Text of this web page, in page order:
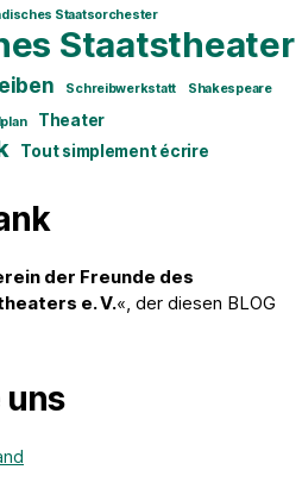
Staatsorchester
Staatstheater
Schreibwerkstatt Shakespeare
Theater
Tout simplement écrire
der Freunde des
e. V.«, der diesen BLOG
uns